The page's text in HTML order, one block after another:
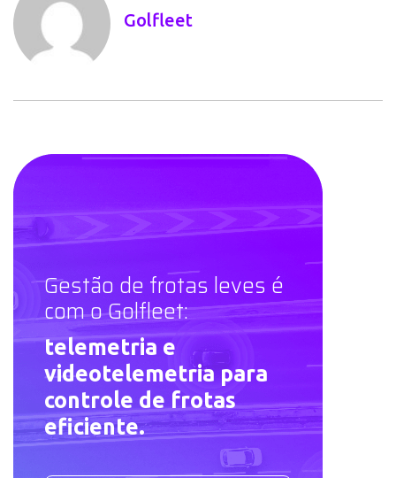
Golfleet
Gestão de frotas leves é
com o Golfleet:
telemetria e
videotelemetria para
controle de frotas
eficiente.